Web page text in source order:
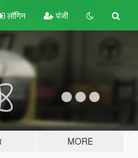
लॉगिन पंजी
MORE